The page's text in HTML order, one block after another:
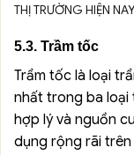
THỊ TRƯỜNG HIỆN NAY
5.3. Trầm tốc
Trầm tốc là loại
nhất trong ba loại
hợp lý và nguồn
dụng rộng rãi